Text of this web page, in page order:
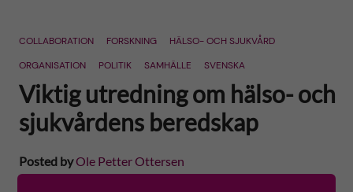
COLLABORATION FORSKNING
HÄLSO- OCH SJUKVÅRD
ORGANISATION
POLITIK SAMHÄLLE SVENSKA
Viktig utredning om hälso- och
sjukvårdens beredskap
Posted byOle Petter Ottersen